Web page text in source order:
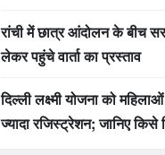
रांची में छात्र आंदोलन के बीच
लेकर पहुंचे वार्ता का प्रस्ताव
दिल्ली लक्ष्मी योजना को
ज्यादा रजिस्ट्रेशन; जानिए